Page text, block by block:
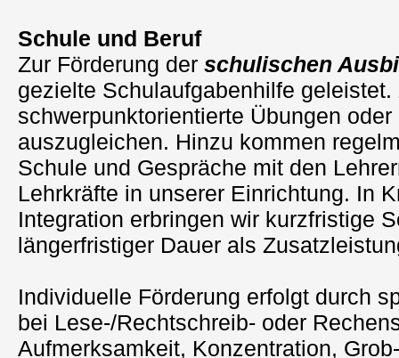
Schule und Beruf
Zur Förderung der schulischen
gezielte Schulaufgabenhilfe
schwerpunktorientierte Übungen
auszugleichen. Hinzu kommen
Schule und Gespräche mit den
Lehrkräfte in unserer Einrichtung. In
Integration erbringen wir kurzfristige
längerfristiger Dauer als
Individuelle Förderung erfolgt durch
bei Lese-/Rechtschreib- oder
Aufmerksamkeit, Konzentration,